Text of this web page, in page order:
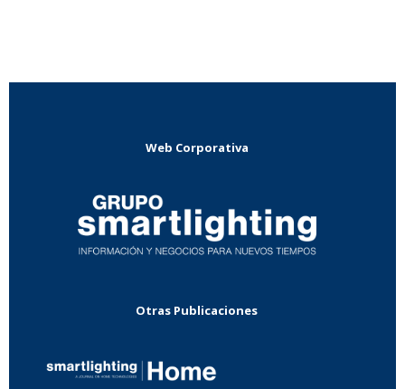
Web Corporativa
Otras Publicaciones